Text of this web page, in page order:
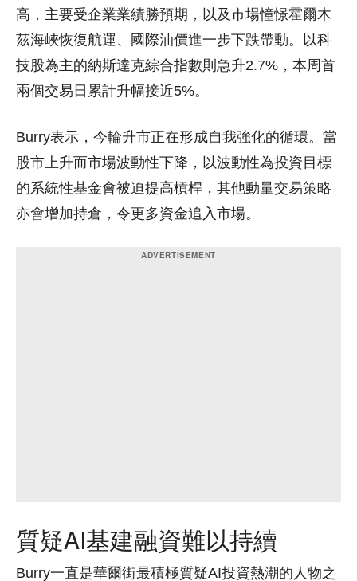
高，主要受企業業績勝預期，以及市場憧憬霍爾木
茲海峽恢復航運、國際油價進一步下跌帶動。以科
技股為主的納斯達克綜合指數則急升2.7%，本周首
兩個交易日累計升幅接近5%。
Burry表示，今輪升市正在形成自我強化的循環。當
股市上升而市場波動性下降，以波動性為投資目標
的系統性基金會被迫提高槓桿，其他動量交易策略
亦會增加持倉，令更多資金追入市場。
質疑AI基建融資難以持續
Burry一直是華爾街最積極質疑AI投資熱潮的人物之